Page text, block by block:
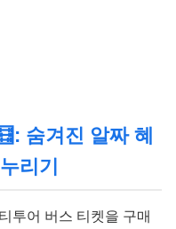
숨겨진 알짜 혜
리기
투어 버스 티켓을 구매